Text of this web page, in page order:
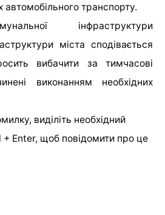
транспорту.
інфраструктури
міста сподівається
вибачити за тимчасові
виконанням необхідних
виділіть необхідний
+ Enter, щоб повідомити про це